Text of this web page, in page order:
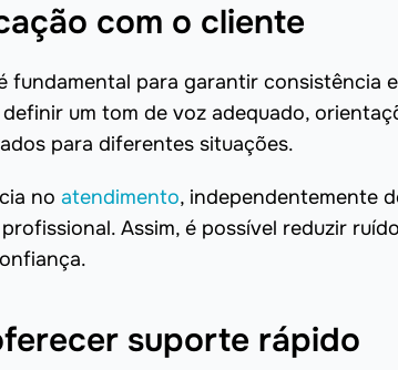
com o cliente
fundamental para garantir consistência
um tom de voz adequado,
para diferentes situações.
no atendimento, independentemente
Assim, é possível reduzir
suporte rápido